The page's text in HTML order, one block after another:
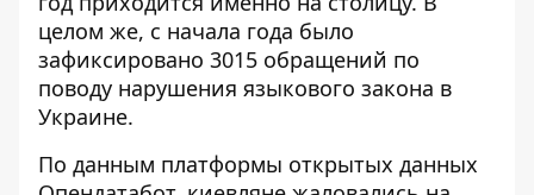
целом же, с начала года было
зафиксировано 3015 обращений по
поводу нарушения языкового закона в
Украине.
По данным платформы открытых данных